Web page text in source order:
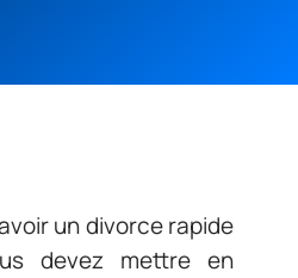
un divorce rapide
devez mettre en